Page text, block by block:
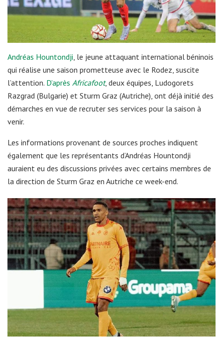
Andréas Hountondji , le jeune attaquant international béninois
qui réalise une saison prometteuse avec le Rodez, suscite
l’attention. D’après Africafoot, deux équipes, Ludogorets
Razgrad (Bulgarie) et Sturm Graz (Autriche), ont déjà initié des
démarches en vue de recruter ses services pour la saison à
venir.
Les informations provenant de sources proches indiquent
également que les représentants d’Andréas Hountondji
auraient eu des discussions privées avec certains membres de
la direction de Sturm Graz en Autriche ce week-end.